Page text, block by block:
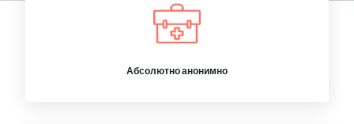
Абсолютно анонимно